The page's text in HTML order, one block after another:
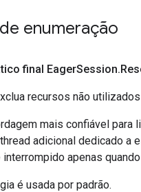
enumeração
final EagerSession.
recursos não
mais confiável
adicional dedicado a
interrompido apenas
é usada por padrão.